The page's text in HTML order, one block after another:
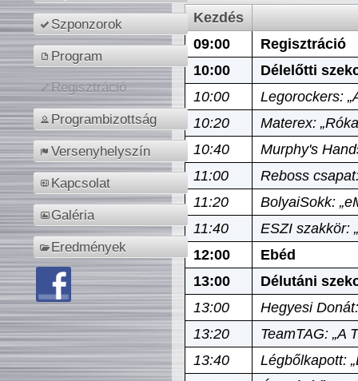
Szponzorok
Program
Regisztráció
Programbizottság
Versenyhelyszín
Kapcsolat
Galéria
Eredmények
Kezdés
09:00
Regisztráció
10:00
Délelőtti
10:00
Legorockers:
10:20
Materex:
10:40
Murphy's
11:00
Reboss
11:20
BolyaiSokk:
11:40
ESZI szakkör:
12:00
Ebéd
13:00
Délutáni
13:00
Hegyesi
13:20
TeamTAG: „A
13:40
Légbőlkapott: